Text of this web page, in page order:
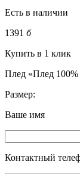
Есть в наличии
1391 б
Купить в 1 клик
Плед «Плед 100%
Размер:
Ваше имя
Контактный